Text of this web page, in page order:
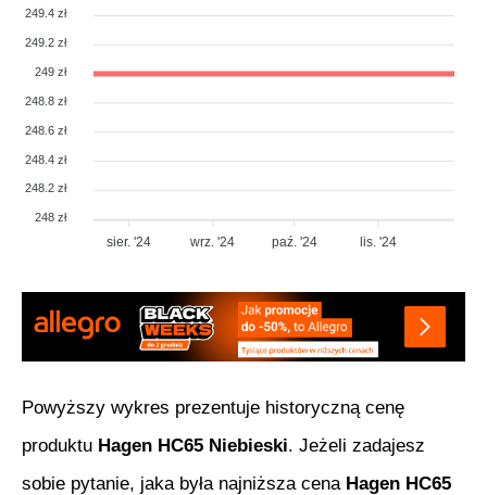
249.4 zł
249.2 zł
249 zł
248.8 zł
248.6 zł
248.4 zł
248.2 zł
248 zł
sier. '24 wrz. '24 paź. '24 lis. '24
Powyższy wykres prezentuje historyczną cenę
produktu Hagen HC65 Niebieski. Jeżeli zadajesz
sobie pytanie, jaka była najniższa cena Hagen HC65